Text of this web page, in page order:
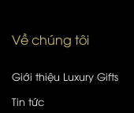
Về chúng tôi
Giới thiệu Luxury Gifts
Tin tức